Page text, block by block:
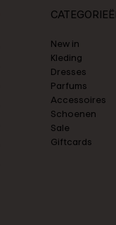
New in
Kleding
Dresses
Parfums
Accessoires
Schoenen
Sale
Giftcards